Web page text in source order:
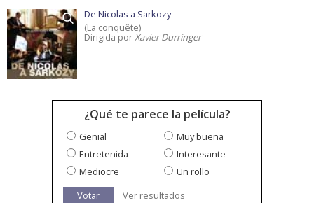
De Nicolas a Sarkozy
(La conquête)
Dirigida porXavier Durringer
¿Qué te parece la película?
Genial
Muy buena
Entretenida
Interesante
Mediocre
Un rollo
Votar
Ver resultados